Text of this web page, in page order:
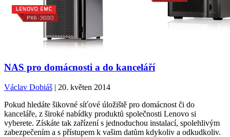
NAS pro domácnosti a do kanceláří
Václav Dobiáš | 20. květen 2014
Pokud hledáte šikovné síťové úložiště pro domácnost či do
kanceláře, z široké nabídky produktů společnosti Lenovo si
vyberete. Získáte tak zařízení s jednoduchou instalací, spolehlivým
zabezpečením a s přístupem k vašim datům kdykoliv a odkudkoliv.